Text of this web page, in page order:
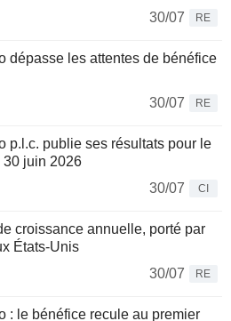
30/07
RE
dépasse les attentes de bénéfice
30/07
RE
p.l.c. publie ses résultats pour le
30 juin 2026
30/07
CI
croissance annuelle, porté par
États-Unis
30/07
RE
: le bénéfice recule au premier